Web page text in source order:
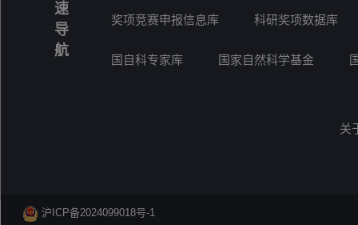
速
导
航
奖项竞赛申报信息库 科研奖项数据库
国自科专家库 国家自然科学基金
关
沪ICP备2024099018号-1